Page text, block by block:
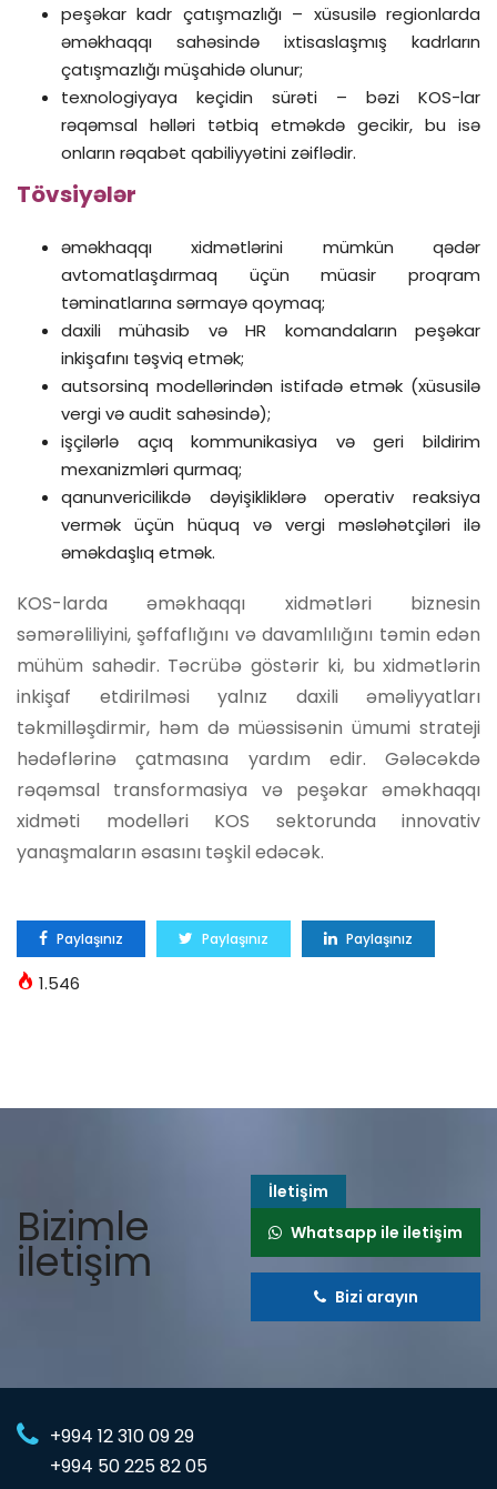
peşəkar kadr çatışmazlığı – xüsusilə regionlarda
əməkhaqqı sahəsində ixtisaslaşmış kadrların
çatışmazlığı müşahidə olunur;
texnologiyaya keçidin sürəti – bəzi KOS-lar
rəqəmsal həlləri tətbiq etməkdə gecikir, bu isə
onların rəqabət qabiliyyətini zəiflədir.
Tövsiyələr
əməkhaqqı xidmətlərini mümkün qədər
avtomatlaşdırmaq üçün müasir proqram
təminatlarına sərmayə qoymaq;
daxili mühasib və HR komandaların peşəkar
inkişafını təşviq etmək;
autsorsinq modellərindən istifadə etmək (xüsusilə
vergi və audit sahəsində);
işçilərlə açıq kommunikasiya və geri bildirim
mexanizmləri qurmaq;
qanunvericilikdə dəyişikliklərə operativ reaksiya
vermək üçün hüquq və vergi məsləhətçiləri ilə
əməkdaşlıq etmək.
KOS-larda əməkhaqqı xidmətləri biznesin
səmərəliliyini, şəffaflığını və davamlılığını təmin edən
mühüm sahədir. Təcrübə göstərir ki, bu xidmətlərin
inkişaf etdirilməsi yalnız daxili əməliyyatları
təkmilləşdirmir, həm də müəssisənin ümumi strateji
hədəflərinə çatmasına yardım edir. Gələcəkdə
rəqəmsal transformasiya və peşəkar əməkhaqqı
xidməti modelləri KOS sektorunda innovativ
yanaşmaların əsasını təşkil edəcək.
Paylaşınız Paylaşınız Paylaşınız
1.546
Bizimle
iletişim
İletişim
Whatsapp ile iletişim
Bizi arayın
+994 12 310 09 29
+994 50 225 82 05